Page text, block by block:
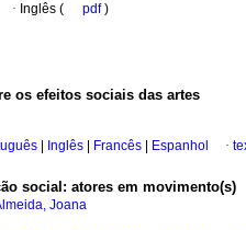
· Inglês ( pdf)
os efeitos sociais das artes
Inglês Francês Espanhol ·
social : atores em movimento(s)
Joana